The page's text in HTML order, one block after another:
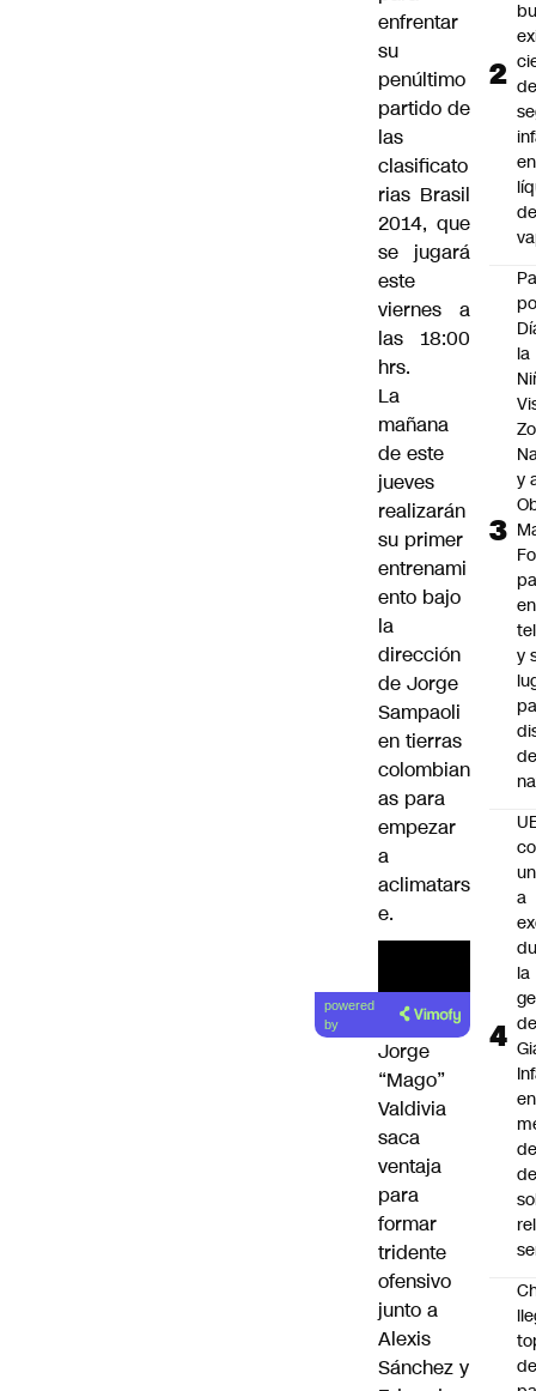
enfrentar
su
penúltimo
partido de
las
clasificato
rias Brasil
2014, que
se jugará
este
viernes a
las 18:00
hrs.
La
mañana
de este
jueves
realizarán
su primer
entrenami
ento bajo
la
dirección
de Jorge
Sampaoli
en tierras
colombian
as para
empezar
a
aclimatars
e.
powered
by
Jorge
“Mago”
Valdivia
saca
ventaja
para
formar
tridente
ofensivo
junto a
Alexis
Sánchez y
de
en
de
la
y
en
y
a
la
de
en
de